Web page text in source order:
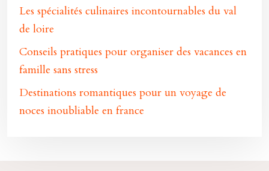
Les spécialités culinaires incontournables du val
de loire
Conseils pratiques pour organiser des vacances en
famille sans stress
Destinations romantiques pour un voyage de
noces inoubliable en france